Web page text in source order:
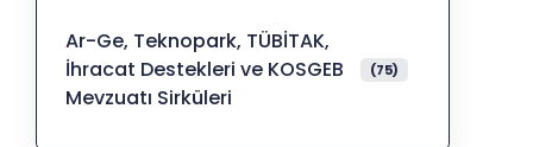
Ar-Ge, Teknopark, TÜBİTAK,
İhracat Destekleri ve KOSGEB
Mevzuatı Sirküleri
(75)